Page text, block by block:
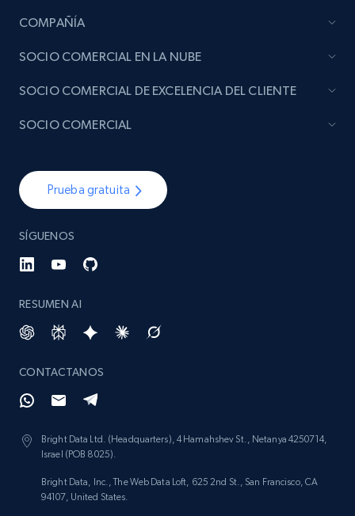
COMPAÑÍA
Prueba gratuita
SÍGUENOS
RESUMEN AI
CONTACTANOS
Bright Data Ltd. (Headquarters), 4 Hamahshev St., Netanya 4250714,
Israel (POB 8025).
Bright Data, Inc., The Web Data Loft, 625 2nd St., San Francisco, CA
94107, United States.
SOCIO COMERCIAL EN LA NUBE
SOCIO COMERCIAL DE EXCELENCIA DEL CLIENTE
SOCIO COMERCIAL